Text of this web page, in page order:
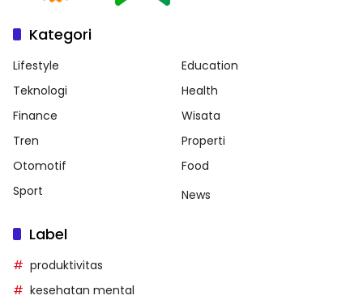
Kategori
Lifestyle
Education
Teknologi
Health
Finance
Wisata
Tren
Properti
Otomotif
Food
Sport
News
Label
produktivitas
kesehatan mental